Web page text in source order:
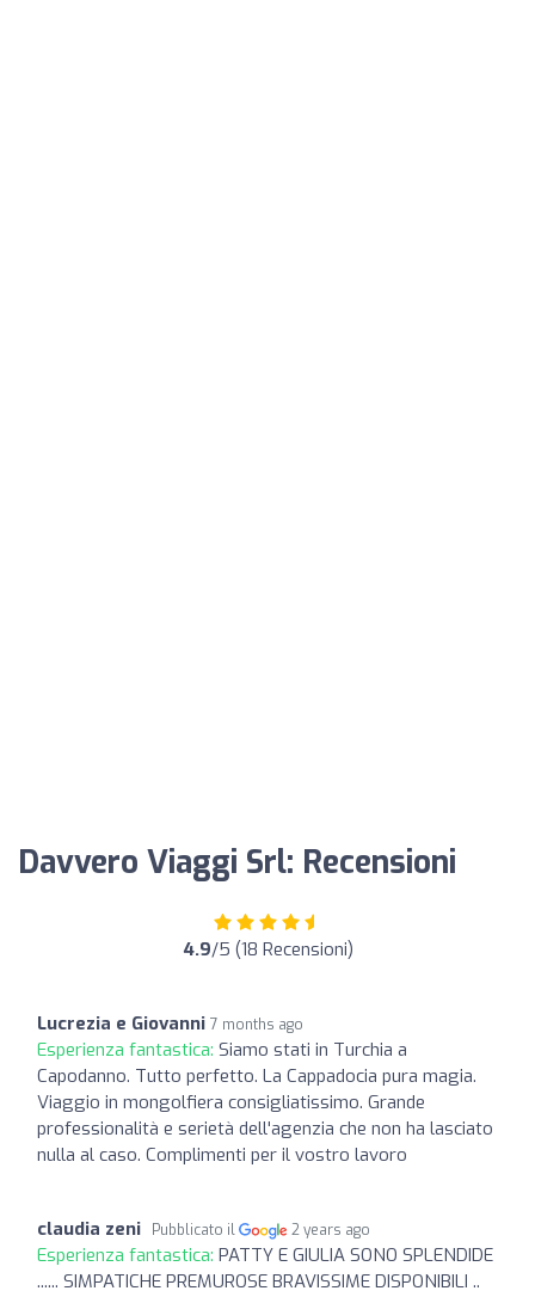
Davvero Viaggi Srl: Recensioni
4.9/5 (18 Recensioni)
Lucrezia e Giovanni 7 months ago
Esperienza fantastica: Siamo stati in Turchia a
Capodanno. Tutto perfetto. La Cappadocia pura magia.
Viaggio in mongolfiera consigliatissimo. Grande
professionalità e serietà dell'agenzia che non ha lasciato
nulla al caso. Complimenti per il vostro lavoro
claudia zeni Pubblicato il 2 years ago
Esperienza fantastica: PATTY E GIULIA SONO SPLENDIDE
...... SIMPATICHE PREMUROSE BRAVISSIME DISPONIBILI ..